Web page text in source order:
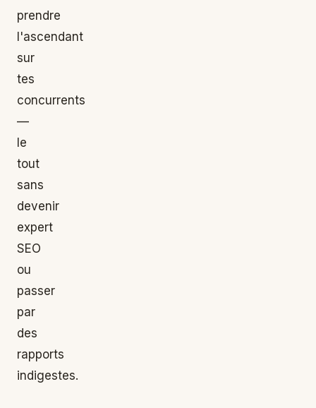
prendre
l'ascendant
sur
tes
concurrents
—
le
tout
sans
devenir
expert
SEO
ou
passer
par
des
rapports
indigestes.